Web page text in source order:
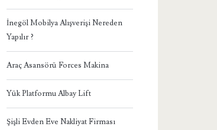
İnegöl Mobilya Alışverişi Nereden
Yapılır ?
Araç Asansörü Forces Makina
Yük Platformu Albay Lift
Şişli Evden Eve Nakliyat Firması